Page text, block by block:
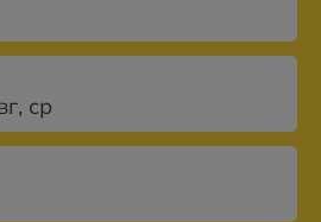
, ср